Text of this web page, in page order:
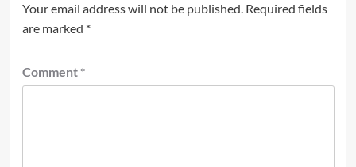
Your email address will not be published. Required fields
are marked *
Comment *